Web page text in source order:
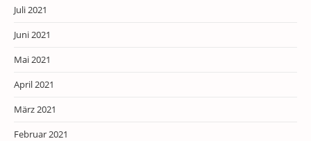
Juli 2021
Juni 2021
Mai 2021
April 2021
März 2021
Februar 2021